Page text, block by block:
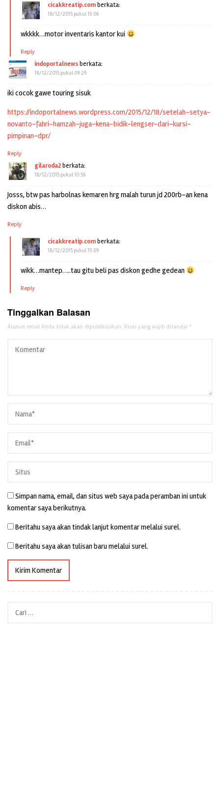
cicakkreatip.comberkata:
18/12/2015 pukul 15:06
wkkkk…motor inventaris kantor kui
Reply
indoportalnewsberkata:
18/12/2015 pukul 09:29
iki cocok gawe touring sisuk
https://indoportalnews.wordpress.com/2015/12/18/setelah-setya-
novanto-fahri-hamzah-juga-kena-bidik-lengser-dari-kursi-
pimpinan-dpr/
Reply
gilaroda2berkata:
18/12/2015 pukul 10:56
Josss, btw pas harbolnas kemaren hrg malah turun jd 200rb-an kena
diskon abis…
Reply
cicakkreatip.comberkata:
18/12/2015 pukul 15:09
wikk…mantep…..tau gitu beli pas diskon gedhe gedean
Reply
Tinggalkan Balasan
Alamat email Anda tidak akan dipublikasikan. Ruas yang wajib ditandai *
Simpan nama, email, dan situs web saya pada peramban ini untuk
komentar saya berikutnya.
Beritahu saya akan tindak lanjut komentar melalui surel.
Beritahu saya akan tulisan baru melalui surel.